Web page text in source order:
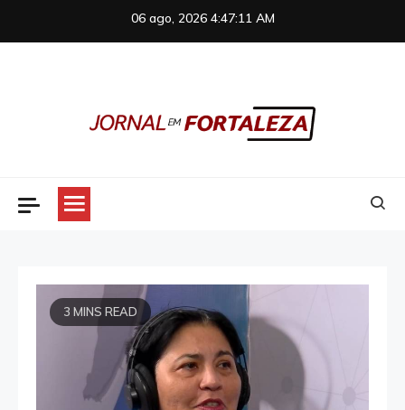
06 ago, 2026 4:47:11 AM
3 MINS READ